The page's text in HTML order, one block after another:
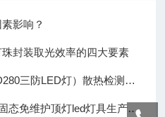
影响？
封装取光效率的四大要素
LED灯）散热检测电路深度解析
具生产厂家提醒您：购买LED灯注意9大细节